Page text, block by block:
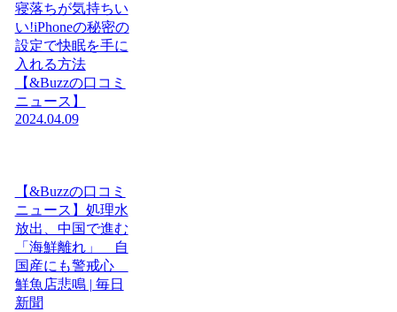
寝落ちが気持ちい
い!iPhoneの秘密の
設定で快眠を手に
入れる方法
【&Buzzの口コミ
ニュース】
2024.04.09
【&Buzzの口コミ
ニュース】処理水
放出、中国で進む
「海鮮離れ」 自
国産にも警戒心
鮮魚店悲鳴 | 毎日
新聞